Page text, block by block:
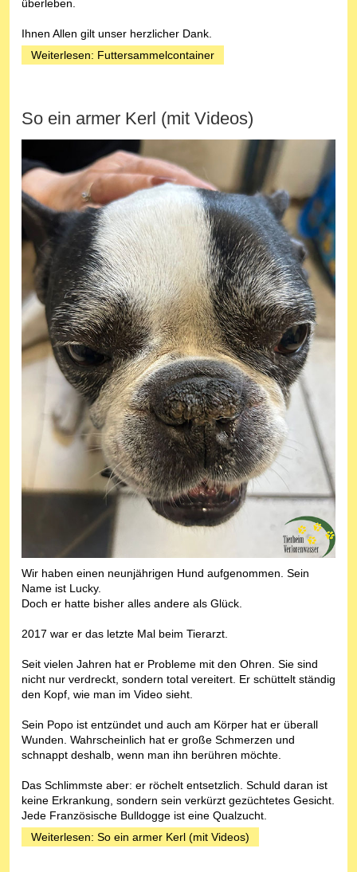
überleben.
Ihnen Allen gilt unser herzlicher Dank.
Weiterlesen: Futtersammelcontainer
So ein armer Kerl (mit Videos)
Wir haben einen neunjährigen Hund aufgenommen. Sein
Name ist Lucky.
Doch er hatte bisher alles andere als Glück.
2017 war er das letzte Mal beim Tierarzt.
Seit vielen Jahren hat er Probleme mit den Ohren. Sie sind
nicht nur verdreckt, sondern total vereitert. Er schüttelt ständig
den Kopf, wie man im Video sieht.
Sein Popo ist entzündet und auch am Körper hat er überall
Wunden. Wahrscheinlich hat er große Schmerzen und
schnappt deshalb, wenn man ihn berühren möchte.
Das Schlimmste aber: er röchelt entsetzlich. Schuld daran ist
keine Erkrankung, sondern sein verkürzt gezüchtetes Gesicht.
Jede Französische Bulldogge ist eine Qualzucht.
Weiterlesen: So ein armer Kerl (mit Videos)